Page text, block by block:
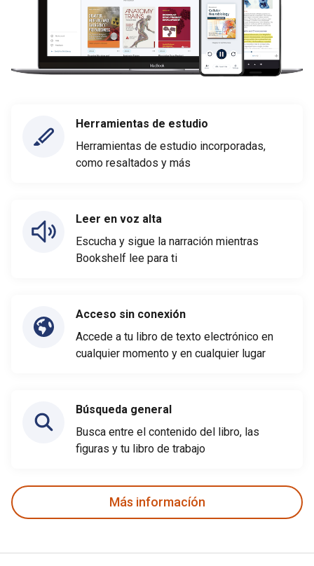
Herramientas de estudio
Herramientas de estudio incorporadas,
como resaltados y más
Leer en voz alta
Escucha y sigue la narración mientras
Bookshelf lee para ti
Acceso sin conexión
Accede a tu libro de texto electrónico en
cualquier momento y en cualquier lugar
Búsqueda general
Busca entre el contenido del libro, las
figuras y tu libro de trabajo
Más informacíón